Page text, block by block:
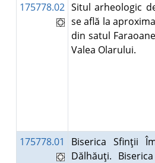
175778.02 Situl arheologic
se află la
din satul
Valea Olarului.
175778.01
Biserica Sfinţii
Dălhăuţi.